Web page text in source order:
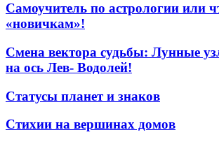
Самоучитель по астрологии или
«новичкам»!
Смена вектора судьбы: Лунные
на ось Лев- Водолей!
Статусы планет и знаков
Стихии на вершинах домов